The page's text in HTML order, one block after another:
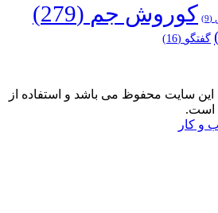
(9) کوروش جم (279)
گفتگو (16)
سایت محفوظ می باشد و استفاده از
است.
و کار